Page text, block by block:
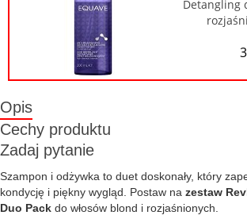
Detangling
Opis
Cechy produktu
Zadaj pytanie
Szampon i odżywka to duet doskonały, który
kondycję i piękny wygląd. Postaw na zestaw
Duo Pack do włosów blond i rozjaśnionych.